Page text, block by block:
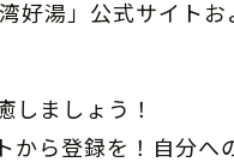
湾好湯」公式サイト
しましょう！
から登録を！自分